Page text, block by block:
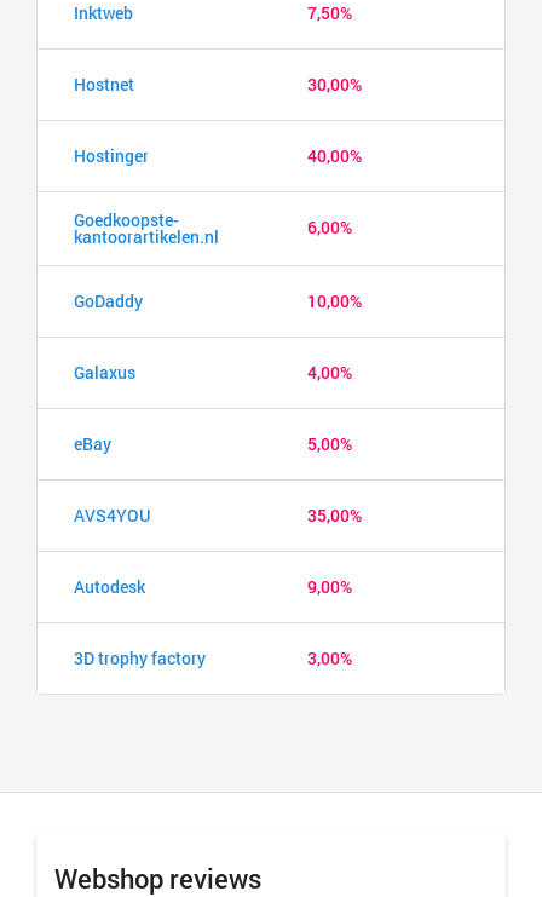
Inktweb 7,50%
Hostnet 30,00%
Hostinger 40,00%
Goedkoopste-
kantoorartikelen.nl 6,00%
GoDaddy 10,00%
Galaxus 4,00%
eBay 5,00%
AVS4YOU 35,00%
Autodesk 9,00%
3D trophy factory 3,00%
Webshop reviews